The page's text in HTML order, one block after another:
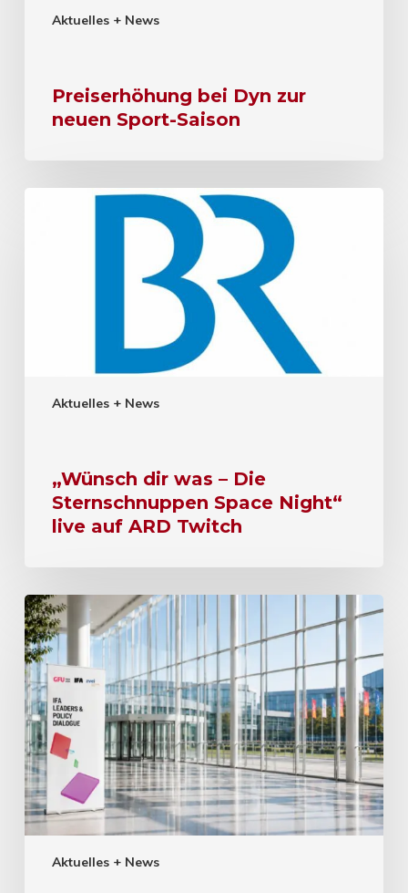
Aktuelles + News
Preiserhöhung bei Dyn zur
neuen Sport-Saison
Aktuelles + News
„Wünsch dir was – Die
Sternschnuppen Space Night“
live auf ARD Twitch
Aktuelles + News